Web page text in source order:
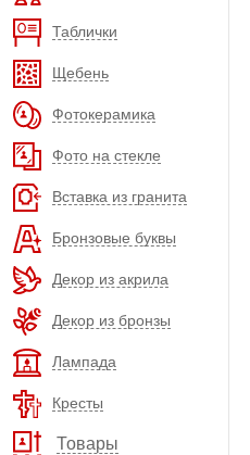
Таблички
Щебень
Фотокерамика
Фото на стекле
Вставка из гранита
Бронзовые буквы
Декор из акрила
Декор из бронзы
Лампада
Кресты
Товары